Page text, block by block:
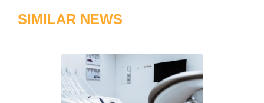
SIMILAR NEWS